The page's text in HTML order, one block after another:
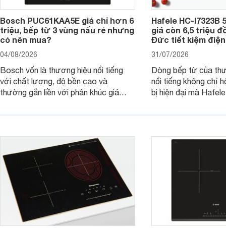
Bosch PUC61KAA5E giá chỉ hơn 6
triệu, bếp từ 3 vùng nấu rẻ nhưng
có nên mua?
04/08/2026
Bosch vốn là thương hiệu nổi tiếng
với chất lượng, độ bền cao và
thường gắn liền với phân khúc giá
đơn vị phân phối với mức giá khá dễ
tiếp cận, thu hút sự quan tâm của
nhiều người tiêu dùng.
Hafele HC-I7323B
giá còn 6,5 triệu
Đức tiết kiệm
31/07/2026
Dòng bếp từ của
nổi tiếng không chỉ
bị hiện đại mà
gia đình.